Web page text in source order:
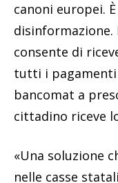
canoni europei.
disinformazione.
consente di
tutti i
bancomat a
cittadino riceve
«Una soluzione
nelle casse